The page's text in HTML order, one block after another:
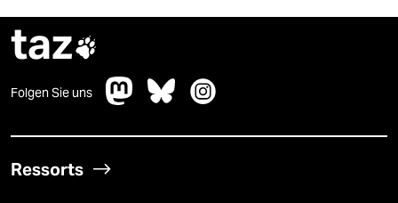
taz
Folgen Sie uns
Ressorts